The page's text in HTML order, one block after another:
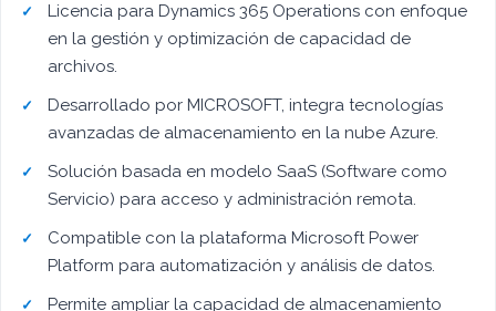
Licencia para Dynamics 365 Operations con enfoque
en la gestión y optimización de capacidad de
archivos.
Desarrollado por MICROSOFT, integra tecnologías
avanzadas de almacenamiento en la nube Azure.
Solución basada en modelo SaaS (Software como
Servicio) para acceso y administración remota.
Compatible con la plataforma Microsoft Power
Platform para automatización y análisis de datos.
Permite ampliar la capacidad de almacenamiento